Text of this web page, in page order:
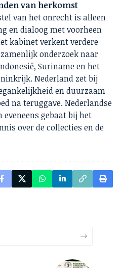
van herkomst
van het onrecht is alleen
en dialoog met voorheen
kabinet verkent verdere
onderzoek naar
Suriname en het
Nederland zet bij
en duurzaam
na teruggave. Nederlandse
gebaat bij het
over de collecties en de